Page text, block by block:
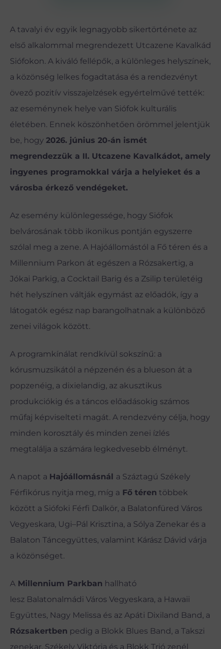
A tavalyi év egyik legnagyobb sikertörténete az
első alkalommal megrendezett Utcazene Kavalkád
Siófokon. A kiváló fellépők, a különleges helyszínek,
a közönség lelkes fogadtatása és a rendezvényt
övező pozitív visszajelzések egyértelművé tették:
az eseménynek helye van Siófok kulturális
életében. Ennek köszönhetően örömmel jelentjük
be, hogy 2026. június 20-án ismét
megrendezzük a II. Utcazene Kavalkádot, amely
ingyenes programokkal várja a helyieket és a
városba érkező vendégeket.
Az esemény különlegessége, hogy Siófok
belvárosának több ikonikus pontján egyszerre
szólal meg a zene. A Hajóállomástól a Fő téren és a
Millennium Parkon át egészen a Rózsakertig, a
Jókai Parkig, a Cocktail Barig és a Zsilip területéig
hét helyszínen váltják egymást az előadók, így a
látogatók egész nap barangolhatnak a különböző
zenei világok között.
A programkínálat rendkívül sokszínű: a
kórusmuzsikától a népzenén és a blueson át a
popzenéig, a dixielandig, az akusztikus
produkciókig és a táncos előadásokig számos
műfaj képviselteti magát. A rendezvény célja, hogy
minden korosztály és minden zenei ízlés
megtalálja a számára legkedvesebb élményt.
A napot a Hajóállomásnál a Száztagú Székely
Férfikórus nyitja meg, míg a Fő téren többek
között a Siófoki Férfi Dalkör, a Balatonfüred Város
Vegyeskara, Ugi–Pál Krisztina, a Sólya Zenekar és a
Balaton Táncegyüttes, valamint Kárász Dávid várja
a közönséget.
A Millennium Parkban hallható
lesz Balatonalmádi Város Vegyeskara, a Hawaii
Együttes, Nagy Melissa és az Apáti Dixiland Band, a
Rózsakertben pedig a Blokk Blues Band, a Takszi
zenekar, Székely Viktória és a Blokk Trió zenél